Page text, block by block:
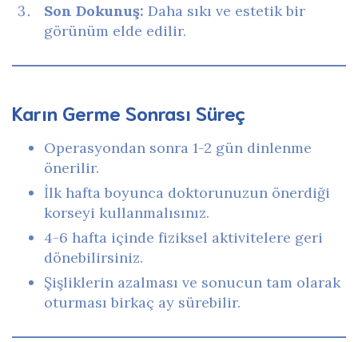
Son Dokunuş: Daha sıkı ve estetik bir
görünüm elde edilir.
Karın Germe Sonrası Süreç
Operasyondan sonra 1-2 gün dinlenme
önerilir.
İlk hafta boyunca doktorunuzun önerdiği
korseyi kullanmalısınız.
4-6 hafta içinde fiziksel aktivitelere geri
dönebilirsiniz.
Şişliklerin azalması ve sonucun tam olarak
oturması birkaç ay sürebilir.